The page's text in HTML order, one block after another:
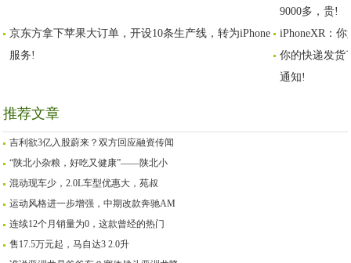
9000多，贵!
京东方拿下苹果大订单，开设10条生产线，转为iPhone
服务!
iPhoneXR：
你的快递发货
通知!
推荐文章
吉利欲3亿入股蔚来？双方回应融资传闻
“陕北小杂粮，好吃又健康”——陕北小
混动现车少，2.0L车型优惠大，苑叔
运动风格进一步增强，中期改款奔驰AM
连续12个月销量为0，这款曾经的热门
售17.5万元起，马自达3 2.0升